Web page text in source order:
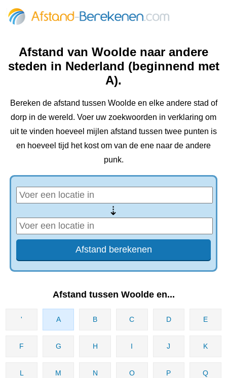
Afstand van Woolde naar andere
steden in Nederland (beginnend met
A).
Bereken de afstand tussen Woolde en elke andere stad of
dorp in de wereld. Voer uw zoekwoorden in verklaring om
uit te vinden hoeveel mijlen afstand tussen twee punten is
en hoeveel tijd het kost om van de ene naar de andere
punk.
⇢
Afstand tussen Woolde en...
' A B C D E
F G H I J K
L M N O P Q